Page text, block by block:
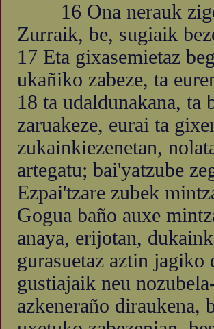
16 Ona nerauk
Zurraik, be, sugiaik
17 Eta gixasemietaz
ukañiko zabeze, ta
18 ta udaldunakana, ta
zaruakeze, eurai ta
zukainkiezenetan,
artegatu; bai'yatzube
Ezpai'tzare zubek
Gogua baño auxe
anaya, erijotan,
gurasuetaz aztin jagiko
gustiajaik neu
azkeneraño diraukena,